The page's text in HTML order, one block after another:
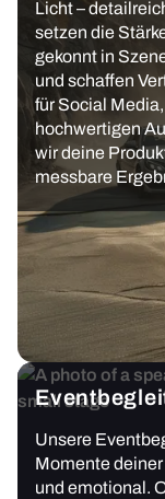
Licht –
setzen die
gekonnt in
und schaffen
für Social
hochwertigen
wir deine
messbare
Unsere
Momente
und emotional.